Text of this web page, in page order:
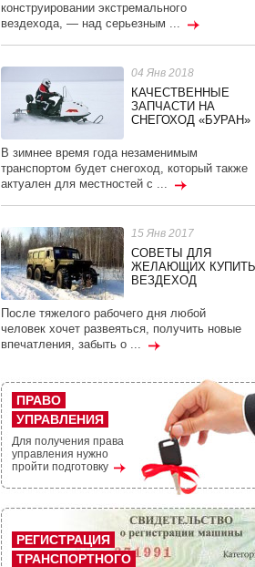
конструировании экстремального
вездехода, — над серьезным ...
04 Янв 2018
КАЧЕСТВЕННЫЕ
ЗАПЧАСТИ НА
СНЕГОХОД «БУРАН»
В зимнее время года незаменимым
транспортом будет снегоход, который также
актуален для местностей с ...
15 Янв 2017
СОВЕТЫ ДЛЯ
ЖЕЛАЮЩИХ КУПИТЬ
ВЕЗДЕХОД
После тяжелого рабочего дня любой
человек хочет развеяться, получить новые
впечатления, забыть о ...
ПРАВО
УПРАВЛЕНИЯ
Для получения права
управления нужно
пройти подготовку
РЕГИСТРАЦИЯ
ТРАНСПОРТНОГО